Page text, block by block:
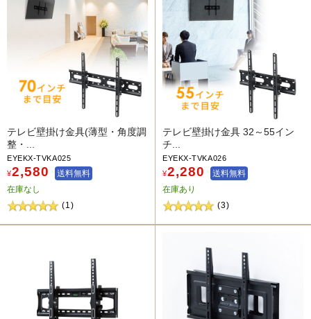
テレビ壁掛け金具(薄型・角度調
整・...
EYEKX-TVKA025
¥2,580
送料無料
在庫なし
(1)
テレビ壁掛け金具 32～55イン
チ...
EYEKX-TVKA026
¥2,280
送料無料
在庫あり
(3)